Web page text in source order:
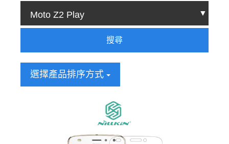
搜尋
選擇產品排序方式